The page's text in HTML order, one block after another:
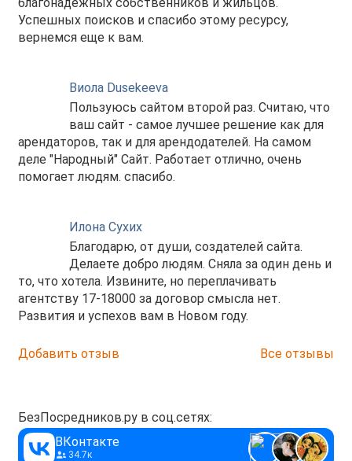
Успешных поисков и спасибо этому ресурсу,
вернемся еще к вам.
Виола Dusekeeva
Пользуюсь сайтом второй раз. Считаю, что
ваш сайт - самое лучшее решение как для
арендаторов, так и для арендодателей. На самом
деле "Народный" Сайт. Работает отлично, очень
помогает людям. спасибо.
Илона Сухих
Благодарю, от души, создателей сайта.
Делаете добро людям. Сняла за один день и
то, что хотела. Извините, но переплачивать
агентству 17-18000 за договор смысла нет.
Развития и успехов вам в Новом году.
Добавить отзыв Все отзывы
БезПосредников.ру в соц.сетях:
ВКонтакте
34.7к